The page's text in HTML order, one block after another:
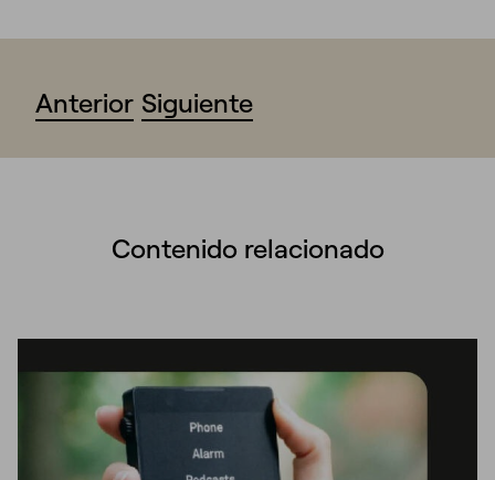
Anterior Siguiente
Contenido relacionado